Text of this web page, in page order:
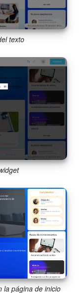
texto
la página de inicio